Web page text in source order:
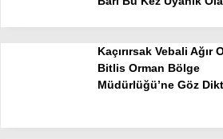
Kaçırırsak Vebali Ağır
Bitlis Orman Bölge
Müdürlüğü’ne Göz